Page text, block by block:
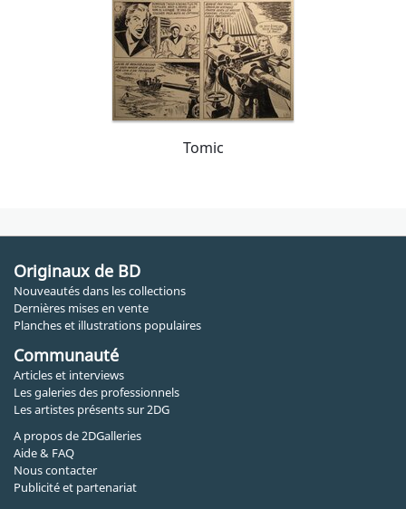
Tomic
Originaux de BD
Nouveautés dans les collections
Dernières mises en vente
Planches et illustrations populaires
Communauté
Articles et interviews
Les galeries des professionnels
Les artistes présents sur 2DG
A propos de 2DGalleries
Aide & FAQ
Nous contacter
Publicité et partenariat